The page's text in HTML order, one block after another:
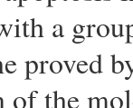
a
proved
of the